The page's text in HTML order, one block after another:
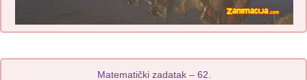
Matematički zadatak – 62.